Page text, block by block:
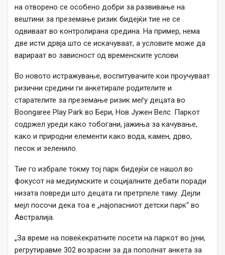
на отворено се особено добри за развивање на
вештини за преземање ризик бидејќи тие не се
одвиваат во контролирана средина. На пример, нема
две исти дрвја што се искачуваат, а условите може да
варираат во зависност од временските услови.
Во новото истражување, воспитувачите кои проучуваат
ризични средини ги анкетирале родителите и
старателите за преземање ризик меѓу децата во
Boongaree Play Park во Бери, Нов Јужен Велс. Паркот
содржел уреди како тобогани, јажиња за качување,
како и природни елементи како вода, камен, дрво,
песок и зеленило.
Тие го избрале токму тој парк бидејќи се нашол во
фокусот на медиумските и социјалните дебати поради
низата повреди што децата ги претрпеле таму. Дејли
мејл посочи дека тоа е „најопасниот детски парк“ во
Австралија.
„За време на повеќекратните посети на паркот во јуни,
регрутиравме 302 возрасни за да пополнат анкета за